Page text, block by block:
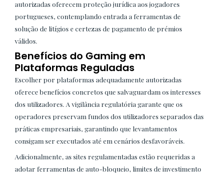
autorizadas oferecem proteção jurídica aos jogadores
portugueses, contemplando entrada a ferramentas de
solução de litígios e certezas de pagamento de prémios
válidos.
Benefícios do Gaming em
Plataformas Reguladas
Escolher por plataformas adequadamente autorizadas
oferece benefícios concretos que salvaguardam os interesses
dos utilizadores. A vigilância regulatória garante que os
operadores preservam fundos dos utilizadores separados das
práticas empresariais, garantindo que levantamentos
consigam ser executados até em cenários desfavoráveis.
Adicionalmente, as sites regulamentadas estão requeridas a
adotar ferramentas de auto-bloqueio, limites de investimento